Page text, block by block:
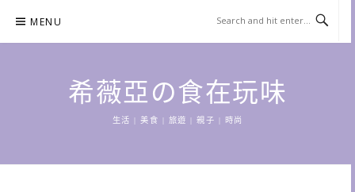
content
MENU
希薇亞の食在玩味
生活 | 美食 | 旅遊 | 親子 | 時尚